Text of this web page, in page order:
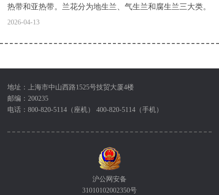
热带和亚热带。兰花分为地生兰、气生兰和腐生兰三大类。
2026-04-13
地址：上海市中山西路1525号技贸大厦4楼
邮编：200235
电话：800-820-5114（座机） 400-820-5114（手机）
沪公网安备
31010102002350号